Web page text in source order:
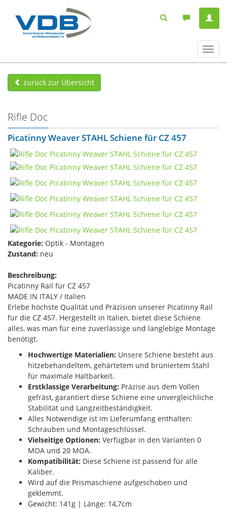
ein-/
zurück zur Übersicht
Rifle Doc
Picatinny Weaver STAHL Schiene für CZ 457
Kategorie: Optik - Montagen
Zustand: neu
Beschreibung:
Picatinny Rail für CZ 457
MADE IN ITALY / Italien
Erlebe höchste Qualität und Präzision unserer Picatinny Rail
für die CZ 457. Hergestellt in Italien, bietet diese Schiene
alles, was man für eine zuverlässige und langlebige Montage
benötigt.
Hochwertige Materialien: Unsere Schiene besteht aus
hitzebehandeltem, gehärtetem und brüniertem Stahl
für maximale Haltbarkeit.
Erstklassige Verarbeitung: Präzise aus dem Vollen
gefräst, garantiert diese Schiene eine unvergleichliche
Stabilität und Langzeitbeständigkeit.
Alles Notwendige ist im Lieferumfang enthalten:
Schrauben und Montageschlüssel.
Vielseitige Optionen: Verfügbar in den Varianten 0
MOA und 20 MOA.
Kompatibilität: Diese Schiene ist passend für alle
Kaliber.
Wird auf die Prismaschiene aufgeschoben und
geklemmt.
Gewicht: 141g | Länge: 14,7cm